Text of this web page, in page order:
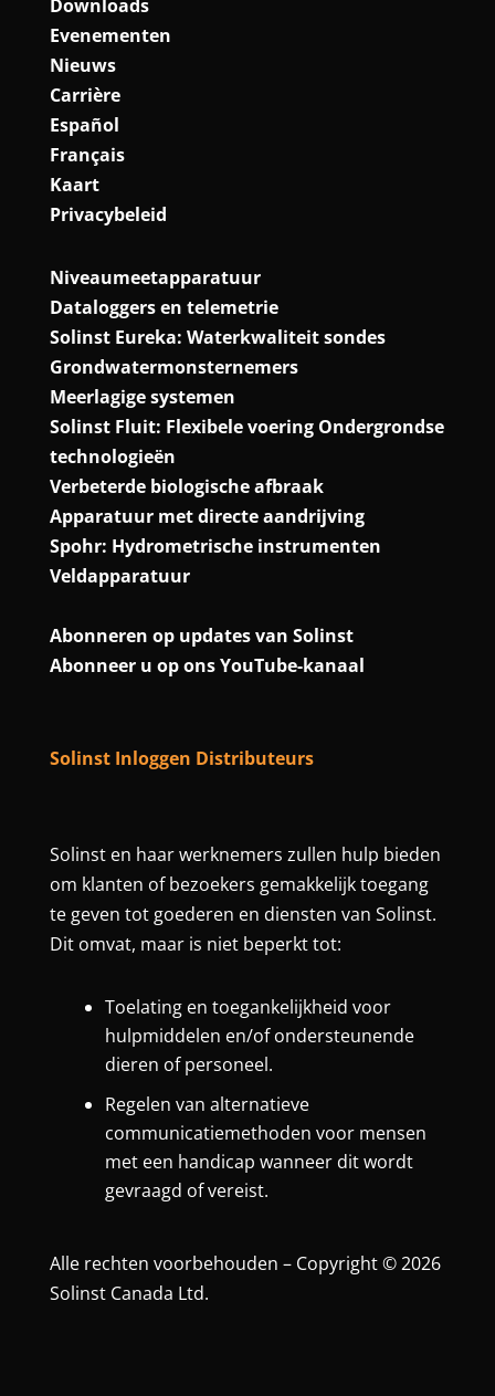
Downloads
Evenementen
Nieuws
Carrière
Español
Français
Kaart
Privacybeleid
Niveaumeetapparatuur
Dataloggers en telemetrie
Solinst Eureka: Waterkwaliteit sondes
Grondwatermonsternemers
Meerlagige systemen
Solinst Fluit: Flexibele voering Ondergrondse
technologieën
Verbeterde biologische afbraak
Apparatuur met directe aandrijving
Spohr: Hydrometrische instrumenten
Veldapparatuur
Abonneren op updates van Solinst
Abonneer u op ons YouTube-kanaal
Solinst Inloggen Distributeurs
Solinst en haar werknemers zullen hulp bieden
om klanten of bezoekers gemakkelijk toegang
te geven tot goederen en diensten van Solinst.
Dit omvat, maar is niet beperkt tot:
Toelating en toegankelijkheid voor
hulpmiddelen en/of ondersteunende
dieren of personeel.
Regelen van alternatieve
communicatiemethoden voor mensen
met een handicap wanneer dit wordt
gevraagd of vereist.
Alle rechten voorbehouden – Copyright © 2026
Solinst Canada Ltd.